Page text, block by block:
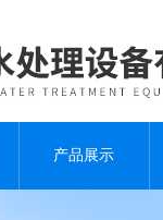
产品展示